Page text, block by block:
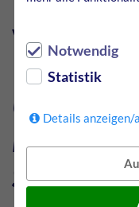
Veröffentlicht:
Stahl
Notwendig
Statistik
Details anzeigen/